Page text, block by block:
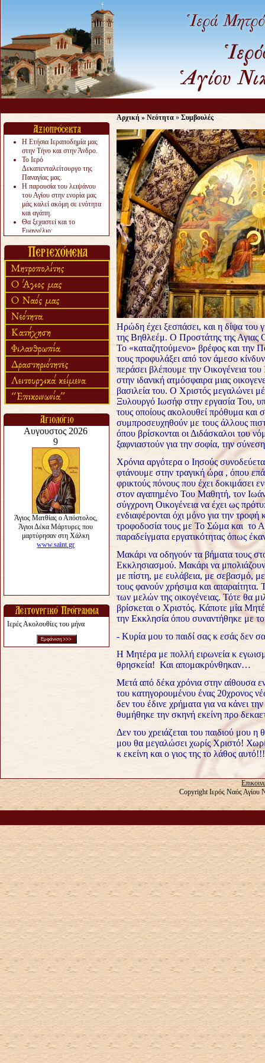
Η Ετήσια Ιεραποδημία μας
στην Τήνο και στην Άνδρο.
Το Ιερό
Δεκαπενταλείτουργο της
Παναγίας μας.
Η παρουσία του λειψάνου
του Αγίου στην ενορία μας
μάς καλεί ακόμη σε ενότητα
και αγάπη.
Θα ξεχαστεί και το
Ευαγγέλιο;
«πολύ αργά».
Ζητείται....
Ιερές Ακολουθίες του μήνα
Αρχική » Νεότητα » Συμβουλές
Ηρώδη έχει ξεσπάσει, και η δίψα του
της Βηθλεέμ. Ο Προστάτης της Αγιας
Το «καταζητούμενο» βρέφος και την
τους προφυλάξει από τον άμεσο
περάσει βλέπουμε την Οικογένεια
στην ιδανική ατμόσφαιρα μιας
βασιλεία του. Ο Χριστός μεγαλώνει
Ξυλουργό Ιωσήφ στην εργασία Του,
τους οποίους ακολουθεί πρόθυμα και
συμπροσευχηθούν με τους άλλους
όπου βρίσκονται οι Διδάσκαλοι του
ξαφνιαστούν για την σοφία, την
Χρόνια αργότερα ο Ιησούς
φτάνουμε στην τραγική ώρα , όπου
φρικτούς πόνους που έχει δοκιμάσει
στον αγαπημένο Του Μαθητή, τον
σύγχρονη Οικογένεια να έχει ως
ενδιαφέρονται όχι μόνο για την
τροφοδοσία τους με Το Σώμα και το
παραδείγματα εργατικότητας όπως
Μακάρι να οδηγούν τα βήματα τους
Εκκλησιασμού. Μακάρι να μπολιάζουν
με πίστη, με ευλάβεια, με σεβασμό,
τους φανούν χρήσιμα και απαραίτητα.
των μελών της οικογένειας. Τότε θα
βρίσκεται ο Χριστός. Κάποτε μία
την Εκκλησία όπου συναντήθηκε με
- Κυρία μου το παιδί σας κ εσάς δεν
Η Μητέρα με πολλή ειρωνεία κ
θρησκεία! Και απομακρύνθηκαν…
Μετά από δέκα χρόνια στην αίθουσα
του κατηγορουμένου ένας 20χρονος
δεν του έδινε χρήματα για να κάνει
θυμήθηκε την σκηνή εκείνη προ
Δεν του χρειάζεται του παιδιού μου
μου θα μεγαλώσει χωρίς Χριστό!
κ εκείνη και ο γιος της το λάθος αυτό!!!
Copyright Ιερός Ναός Αγίου